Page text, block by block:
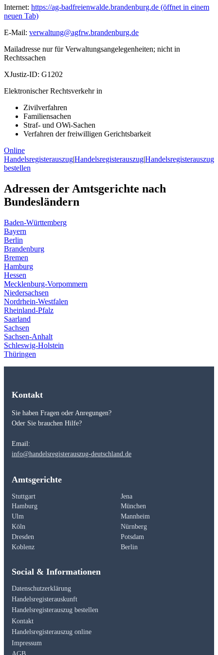
Internet: https://ag-badfreienwalde.brandenburg.de (öffnet in einem
neuen Tab)
E-Mail: verwaltung@agfrw.brandenburg.de
Mailadresse nur für Verwaltungsangelegenheiten; nicht in
Rechtssachen
XJustiz-ID: G1202
Elektronischer Rechtsverkehr in
Zivilverfahren
Familiensachen
Straf- und OWi-Sachen
Verfahren der freiwilligen Gerichtsbarkeit
Online
Handelsregisterauszug|Handelsregisterauszug|Handelsregisterauszug
bestellen
Adressen der Amtsgerichte nach
Bundesländern
Baden-Württemberg
Bayern
Berlin
Brandenburg
Bremen
Hamburg
Hessen
Mecklenburg-Vorpommern
Niedersachsen
Nordrhein-Westfalen
Rheinland-Pfalz
Saarland
Sachsen
Sachsen-Anhalt
Schleswig-Holstein
Thüringen
Kontakt
Sie haben Fragen oder Anregungen?
Oder Sie brauchen Hilfe?
Email:
info@handelsregisterauszug-deutschland.de
Amtsgerichte
Stuttgart
Jena
Hamburg
München
Ulm
Mannheim
Köln
Nürnberg
Dresden
Potsdam
Koblenz
Berlin
Social & Informationen
Datenschutzerklärung
Handelsregisterauskunft
Handelsregisterauszug bestellen
Kontakt
Handelsregisterauszug online
Impressum